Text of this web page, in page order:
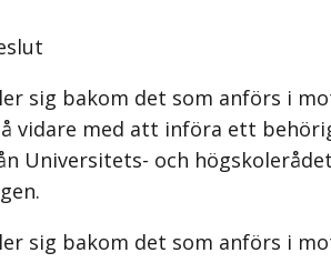
sig bakom det som anförs i
vidare med att införa ett
Universitets- och
sig bakom det som anförs i